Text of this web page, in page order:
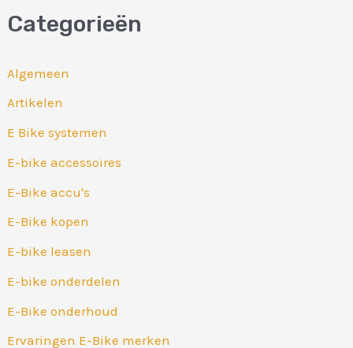
e
n
a
a
r
:
Categorieën
Algemeen
Artikelen
E Bike systemen
E-bike accessoires
E-Bike accu's
E-Bike kopen
E-bike leasen
E-bike onderdelen
E-Bike onderhoud
Ervaringen E-Bike merken